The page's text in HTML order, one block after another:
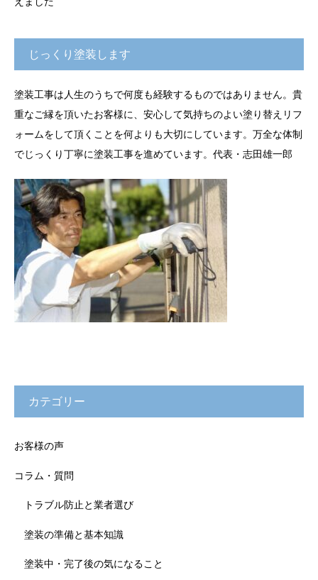
じっくり塗装します
塗装工事は人生のうちで何度も経験するものではありません。貴
重なご縁を頂いたお客様に、安心して気持ちのよい塗り替えリフ
ォームをして頂くことを何よりも大切にしています。万全な体制
でじっくり丁寧に塗装工事を進めています。代表・志田雄一郎
カテゴリー
お客様の声
コラム・質問
トラブル防止と業者選び
塗装の準備と基本知識
塗装中・完了後の気になること